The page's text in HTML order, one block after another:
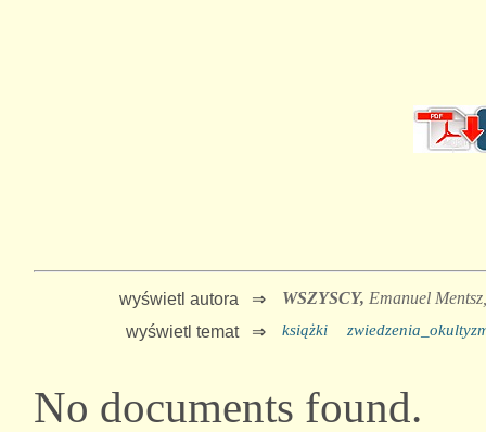
wyświetl autora ⇒ WSZYSCY, Emanuel
wyświetl temat ⇒
książki
No documents found.